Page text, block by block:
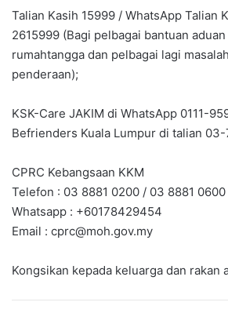
Talian Kasih 15999 / WhatsApp Talian
2615999 (Bagi pelbagai bantuan
rumahtangga dan pelbagai lagi
penderaan);
KSK-Care JAKIM di WhatsApp 0111-
Befrienders Kuala Lumpur di talian
CPRC Kebangsaan KKM
Telefon : 03 8881 0200 / 03 8881
Whatsapp : +60178429454
Email : cprc@moh.gov.my
Kongsikan kepada keluarga dan rakan